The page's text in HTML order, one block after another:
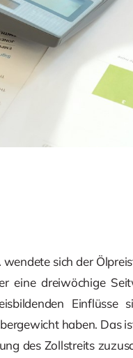
sich der
eine dreiwöchige
Einflüsse
haben. Das
des Zollstreits